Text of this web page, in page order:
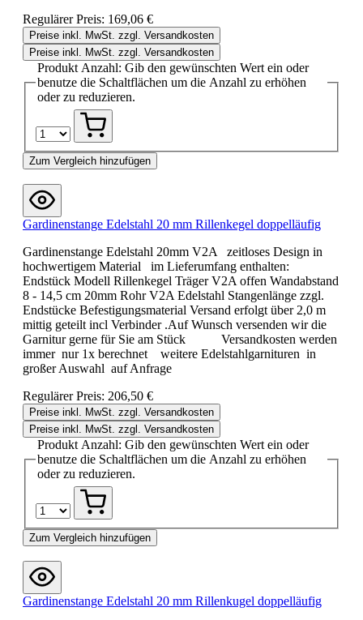
Regulärer Preis: 169,06 €
Preise inkl. MwSt. zzgl. Versandkosten
Preise inkl. MwSt. zzgl. Versandkosten
Produkt Anzahl: Gib den gewünschten Wert ein oder
benutze die Schaltflächen um die Anzahl zu erhöhen
oder zu reduzieren.
Zum Vergleich hinzufügen
Gardinenstange Edelstahl 20 mm Rillenkegel doppelläufig
Gardinenstange Edelstahl 20mm V2A zeitloses Design in
hochwertigem Material im Lieferumfang enthalten:
Endstück Modell Rillenkegel Träger V2A offen Wandabstand
8 - 14,5 cm 20mm Rohr V2A Edelstahl Stangenlänge zzgl.
Endstücke Befestigungsmaterial Versand erfolgt über 2,0 m
mittig geteilt incl Verbinder .Auf Wunsch versenden wir die
Garnitur gerne für Sie am Stück Versandkosten werden
immer nur 1x berechnet weitere Edelstahlgarnituren in
großer Auswahl auf Anfrage
Regulärer Preis: 206,50 €
Preise inkl. MwSt. zzgl. Versandkosten
Preise inkl. MwSt. zzgl. Versandkosten
Produkt Anzahl: Gib den gewünschten Wert ein oder
benutze die Schaltflächen um die Anzahl zu erhöhen
oder zu reduzieren.
Zum Vergleich hinzufügen
Gardinenstange Edelstahl 20 mm Rillenkugel doppelläufig